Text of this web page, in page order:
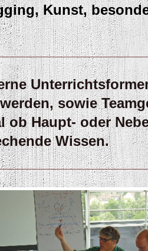
Kunst,
sowie
ob Haupt- oder
Wissen.